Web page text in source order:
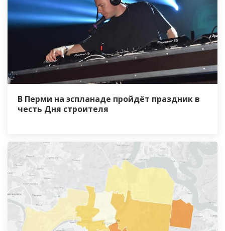
В Перми на эспланаде пройдёт праздник в
честь Дня строителя